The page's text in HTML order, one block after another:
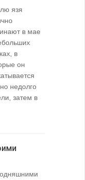
язя
в мае
в
он
недолго
затем в